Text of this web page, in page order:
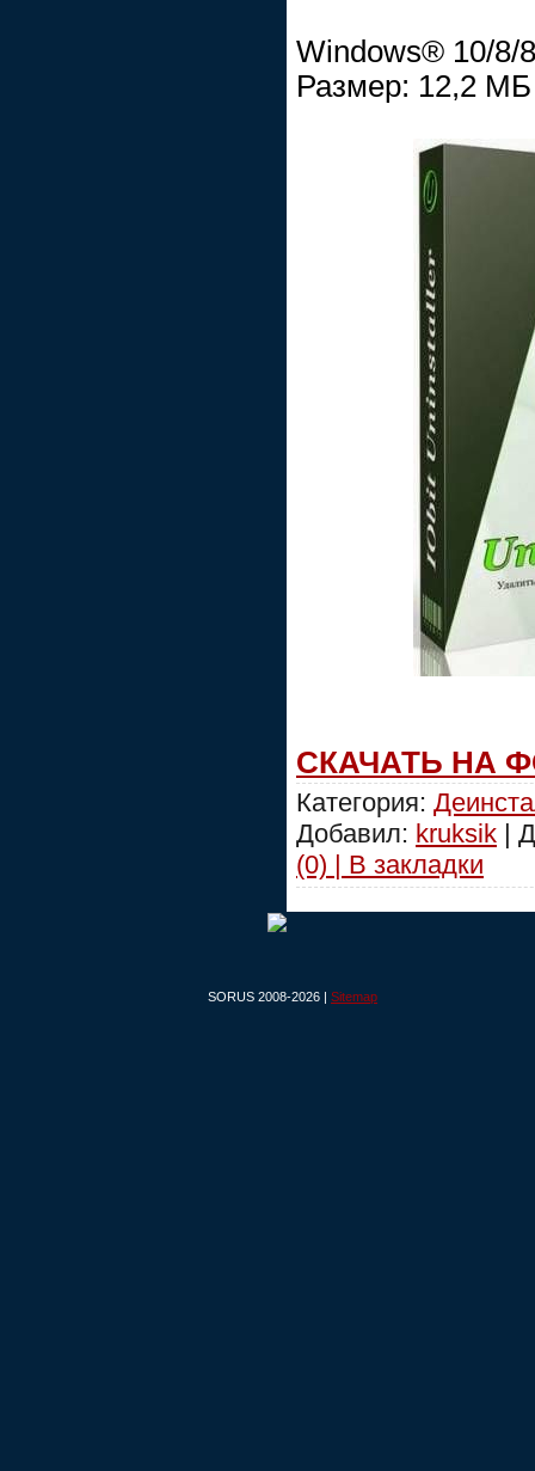
Windows® 10/8/
Размер: 12,2 МБ
СКАЧАТЬ НА
Категория:
Добавил: kruksik |
(0) | В закладки
SORUS 2008-2026 | Sitemap